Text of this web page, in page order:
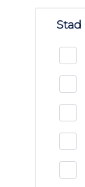
Stad